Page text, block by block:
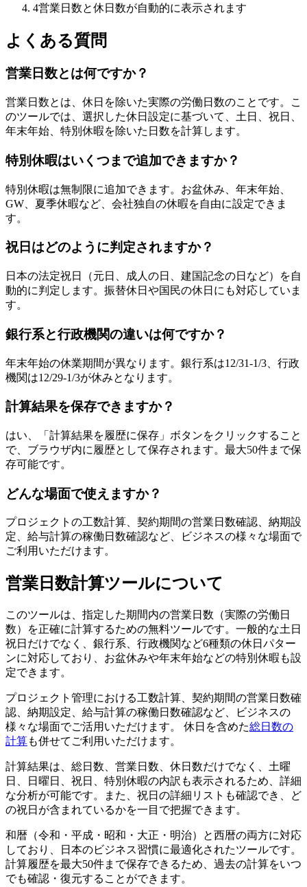
4営業日数と休日数が自動的に表示されます
よくある質問
営業日数とは何ですか？
営業日数とは、休日を除いた実際の労働日数のことです。こ
のツールでは、選択した休日設定に基づいて、土日、祝日、
年末年始、特別休暇を除いた日数を計算します。
特別休暇はいくつまで追加できますか？
特別休暇は無制限に追加できます。お盆休み、年末年始、
GW、夏季休暇など、会社独自の休暇を自由に設定できま
す。
祝日はどのように判定されますか？
日本の法定祝日（元日、成人の日、建国記念の日など）を自
動的に判定します。振替休日や国民の休日にも対応していま
す。
銀行系と行政機関の違いは何ですか？
年末年始の休業期間が異なります。銀行系は12/31-1/3、行政
機関は12/29-1/3が休みとなります。
計算結果を保存できますか？
はい、「計算結果を履歴に保存」ボタンをクリックすること
で、ブラウザ内に履歴として保存されます。最大50件まで保
存可能です。
どんな場面で使えますか？
プロジェクトの工数計算、契約期間の営業日数確認、納期設
定、給与計算の稼働日数確認など、ビジネスの様々な場面で
ご利用いただけます。
営業日数計算ツールについて
このツールは、指定した期間内の営業日数（実際の労働日
数）を正確に計算するための無料ツールです。一般的な土日
祝日だけでなく、銀行系、行政機関など6種類の休日パター
ンに対応しており、お盆休みや年末年始などの特別休暇も設
定できます。
プロジェクト管理における工数計算、契約期間の営業日数確
認、納期設定、給与計算の稼働日数確認など、ビジネスの
様々な場面でご活用いただけます。 休日を含めた総日数の
計算も併せてご利用いただけます。
計算結果は、総日数、営業日数、休日数だけでなく、土曜
日、日曜日、祝日、特別休暇の内訳も表示されるため、詳細
な分析が可能です。また、祝日の詳細リストも確認でき、ど
の祝日が含まれているかを一目で把握できます。
和暦（令和・平成・昭和・大正・明治）と西暦の両方に対応
しており、日本のビジネス習慣に最適化されたツールです。
計算履歴を最大50件まで保存できるため、過去の計算をいつ
でも確認・復元することができます。